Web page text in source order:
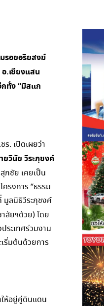
รอยอริยสงฆ์
.เชียงแสน
ทั้ง “มิสแก
. เปิดเผยว่า
ยวินัย วีระภุชงค์
ภชัย เคยเป็น
รงการ “ธรรม
มูลนิธิวีระภุชงค์
ลัยฯด้วย) โดย
ระเทศร่วมงาน
ริ่มต้นด้วยการ
ให้อยู่คู่ดินแดน